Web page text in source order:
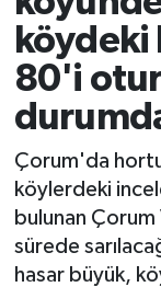
köydeki
80'i
Çorum'da
köylerdeki
bulunan Çorum
sürede
hasar büyük,
Ekonomi
Sağlık
Tokat Haber